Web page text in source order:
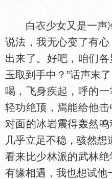
白
少女又是一声
说法，我无心变了有
出来了。好吧，咱们
玉取到手中？”话声末
喝，飞身疾起，呼的
轻功绝顶，焉能给他击
对面的冰岩震得轰然
几乎立足不稳，骇然想
看来比少林派的武林绝
有缘相遇，我也想试他